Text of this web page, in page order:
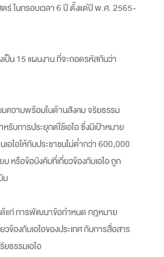
ในกรอบเวลา 6 ปี ตั้งแต่ปี พ.ศ. 2565-
ป็น 15 แผนงาน ที่จะถอดรหัสกันว่า
ความพร้อมในด้านสังคม จริยธรรม
รับการประยุกต์ใช้เอไอ ซึ่งมีเป้าหมาย
อไอให้กับประชาชนไม่ต่ำกว่า 600,000
หรือข้อบังคับที่เกี่ยวข้องกับเอไอ ถูก
บ
แก่ การพัฒนาข้อกำหนด กฎหมาย
ข้องกับเอไอของประเทศ กับการสื่อสาร
ธรรมเอไอ